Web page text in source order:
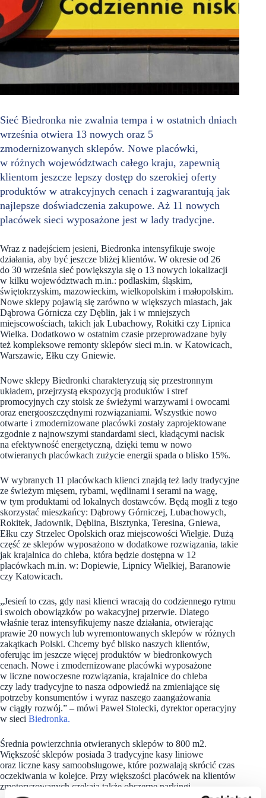
Sieć Biedronka nie zwalnia tempa i w ostatnich dniach
września otwiera 13 nowych oraz 5
zmodernizowanych sklepów. Nowe placówki,
w różnych województwach całego kraju, zapewnią
klientom jeszcze lepszy dostęp do szerokiej oferty
produktów w atrakcyjnych cenach i zagwarantują jak
najlepsze doświadczenia zakupowe. Aż 11 nowych
placówek sieci wyposażone jest w lady tradycjne.
Wraz z nadejściem jesieni, Biedronka intensyfikuje swoje
działania, aby być jeszcze bliżej klientów. W okresie od 26
do 30 września sieć powiększyła się o 13 nowych lokalizacji
w kilku województwach m.in.: podlaskim, śląskim,
świętokrzyskim, mazowieckim, wielkopolskim i małopolskim.
Nowe sklepy pojawią się zarówno w większych miastach, jak
Dąbrowa Górnicza czy Dęblin, jak i w mniejszych
miejscowościach, takich jak Lubachowy, Rokitki czy Lipnica
Wielka. Dodatkowo w ostatnim czasie przeprowadzane były
też kompleksowe remonty sklepów sieci m.in. w Katowicach,
Warszawie, Ełku czy Gniewie.
Nowe sklepy Biedronki charakteryzują się przestronnym
układem, przejrzystą ekspozycją produktów i stref
promocyjnych czy stoisk ze świeżymi warzywami i owocami
oraz energooszczędnymi rozwiązaniami. Wszystkie nowo
otwarte i zmodernizowane placówki zostały zaprojektowane
zgodnie z najnowszymi standardami sieci, kładącymi nacisk
na efektywność energetyczną, dzięki temu w nowo
otwieranych placówkach zużycie energii spada o blisko 15%.
W wybranych 11 placówkach klienci znajdą też lady tradycyjne
ze świeżym mięsem, rybami, wędlinami i serami na wagę,
w tym produktami od lokalnych dostawców. Będą mogli z tego
skorzystać mieszkańcy: Dąbrowy Górniczej, Lubachowych,
Rokitek, Jadownik, Dęblina, Bisztynka, Teresina, Gniewa,
Ełku czy Strzelec Opolskich oraz miejscowości Wielgie. Dużą
część ze sklepów wyposażono w dodatkowe rozwiązania, takie
jak krajalnica do chleba, która będzie dostępna w 12
placówkach m.in. w: Dopiewie, Lipnicy Wielkiej, Baranowie
czy Katowicach.
„Jesień to czas, gdy nasi klienci wracają do codziennego rytmu
i swoich obowiązków po wakacyjnej przerwie. Dlatego
właśnie teraz intensyfikujemy nasze działania, otwierając
prawie 20 nowych lub wyremontowanych sklepów w różnych
zakątkach Polski. Chcemy być blisko naszych klientów,
oferując im jeszcze więcej produktów w biedronkowych
cenach. Nowe i zmodernizowane placówki wyposażone
w liczne nowoczesne rozwiązania, krajalnice do chleba
czy lady tradycyjne to nasza odpowiedź na zmieniające się
potrzeby konsumentów i wyraz naszego zaangażowania
w ciągły rozwój.” – mówi Paweł Stolecki, dyrektor operacyjny
w sieci Biedronka.
Średnia powierzchnia otwieranych sklepów to 800 m2.
Większość sklepów posiada 3 tradycyjne kasy liniowe
oraz liczne kasy samoobsługowe, które pozwalają skrócić czas
oczekiwania w kolejce. Przy większości placówek na klientów
zmotoryzowanych czekają także obszerne parkingi.